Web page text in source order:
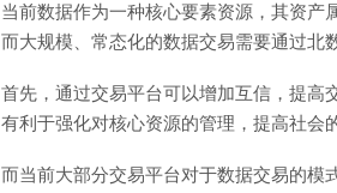
当前数据作为一种核心要素资源，其资产
而大规模、常态化的数据交易需要通过北
首先，通过交易平台可以增加互信，提高
有利于强化对核心资源的管理，提高社会
而当前大部分交易平台对于数据交易的模